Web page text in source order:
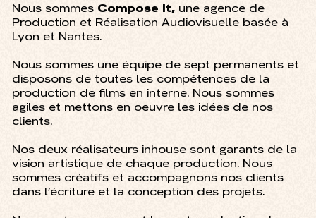
Nous sommes Compose it, une agence de
Production et Réalisation Audiovisuelle basée à
Lyon et Nantes.
Nous sommes une équipe de sept permanents et
disposons de toutes les compétences de la
production de films en interne. Nous sommes
agiles et mettons en oeuvre les idées de nos
clients.
Nos deux réalisateurs inhouse sont garants de la
vision artistique de chaque production. Nous
sommes créatifs et accompagnons nos clients
dans l’écriture et la conception des projets.